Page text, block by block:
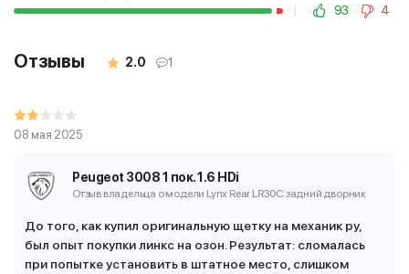
93
4
Отзывы 2.0 1
08 мая 2025
Peugeot 3008 1 пок. 1.6 HDi
Отзыв владельца о модели Lynx Rear LR30C задний дворник
До того, как купил оригинальную щетку на механик ру,
был опыт покупки линкс на озон. Результат: сломалась
при попытке установить в штатное место, слишком